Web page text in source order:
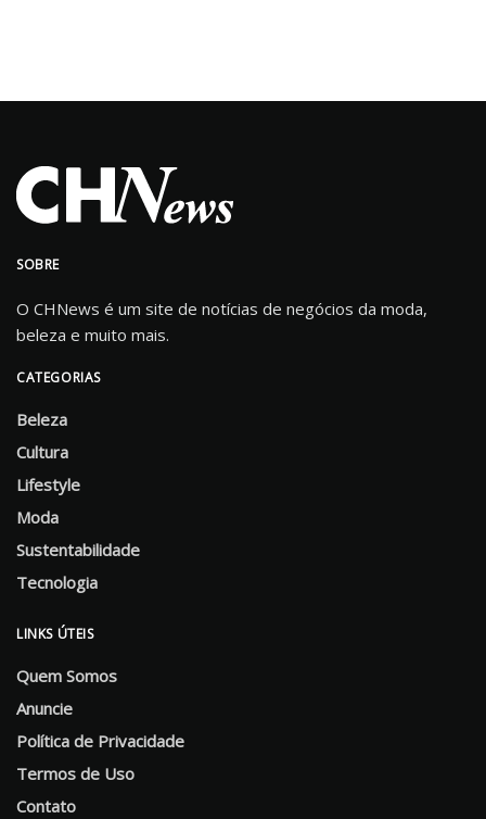
SOBRE
O CHNews é um site de notícias de negócios da moda,
beleza e muito mais.
CATEGORIAS
Beleza
Cultura
Lifestyle
Moda
Sustentabilidade
Tecnologia
LINKS ÚTEIS
Quem Somos
Anuncie
Política de Privacidade
Termos de Uso
Contato